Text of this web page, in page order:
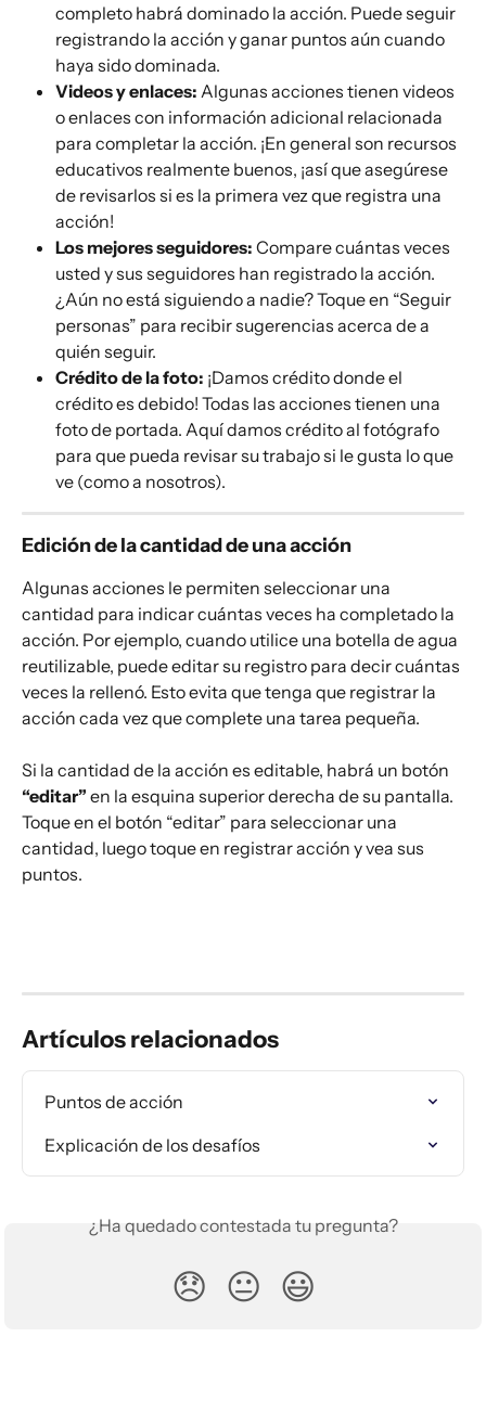
completo habrá dominado la acción. Puede seguir
registrando la acción y ganar puntos aún cuando
haya sido dominada.
Videos y enlaces: Algunas acciones tienen videos
o enlaces con información adicional relacionada
para completar la acción. ¡En general son recursos
educativos realmente buenos, ¡así que asegúrese
de revisarlos si es la primera vez que registra una
acción!
Los mejores seguidores: Compare cuántas veces
usted y sus seguidores han registrado la acción.
¿Aún no está siguiendo a nadie? Toque en “Seguir
personas” para recibir sugerencias acerca de a
quién seguir.
Crédito de la foto: ¡Damos crédito donde el
crédito es debido! Todas las acciones tienen una
foto de portada. Aquí damos crédito al fotógrafo
para que pueda revisar su trabajo si le gusta lo que
ve (como a nosotros).
Edición de la cantidad de una acción
Algunas acciones le permiten seleccionar una
cantidad para indicar cuántas veces ha completado la
acción. Por ejemplo, cuando utilice una botella de agua
reutilizable, puede editar su registro para decir cuántas
veces la rellenó. Esto evita que tenga que registrar la
acción cada vez que complete una tarea pequeña.
Si la cantidad de la acción es editable, habrá un botón
“editar” en la esquina superior derecha de su pantalla.
Toque en el botón “editar” para seleccionar una
cantidad, luego toque en registrar acción y vea sus
puntos.
Artículos relacionados
Puntos de acción
Explicación de los desafíos
¿Ha quedado contestada tu pregunta?
😞 😐 😃